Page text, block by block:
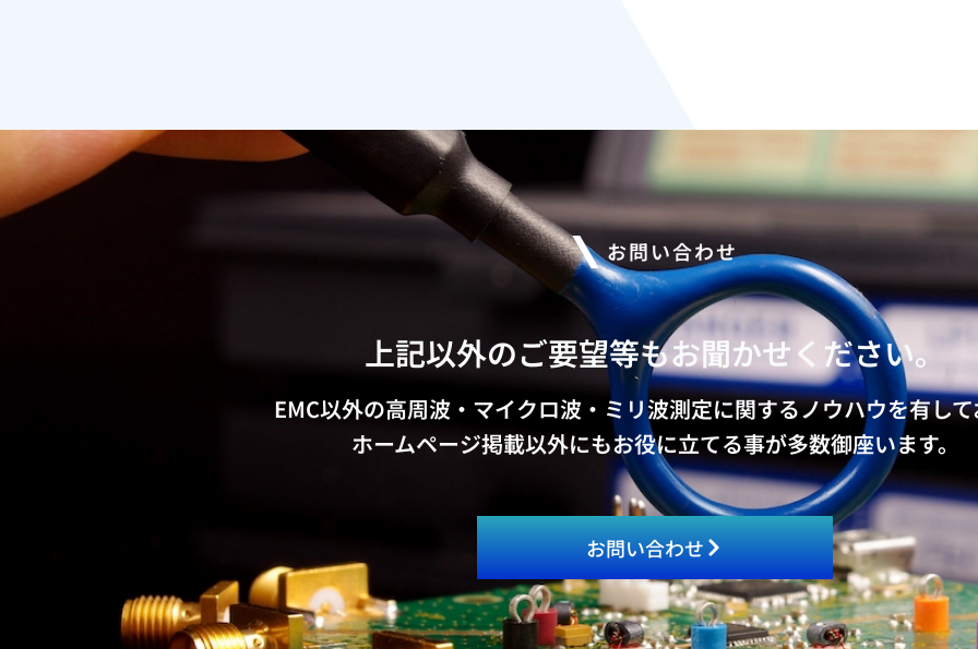
お問い合わせ
上記以外のご要望等もお聞かせください。
EMC以外の高周波・マイクロ波・ミリ波測定に関するノウハウを有し
ホームページ掲載以外にもお役に立てる事が多数御座います。
お問い合わせ